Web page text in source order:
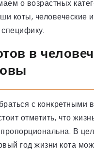
о возрастных
коты, человеческие
в
с конкретными
отметить, что
В
год жизни кота